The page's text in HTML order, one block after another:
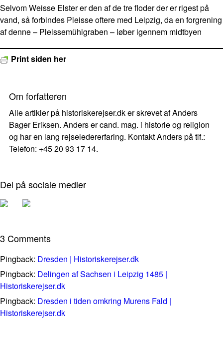
Selvom Weisse Elster er den af de tre floder der er rigest på
vand, så forbindes Pleisse oftere med Leipzig, da en forgrening
af denne – Pleissemühlgraben – løber igennem midtbyen
Print siden her
Om forfatteren
Alle artikler på historiskerejser.dk er skrevet af Anders
Bager Eriksen. Anders er cand. mag. i historie og religion
og har en lang rejseledererfaring. Kontakt Anders på tlf.:
Telefon: +45 20 93 17 14.
Del på sociale medier
3 Comments
Pingback: Dresden | Historiskerejser.dk
Pingback: Delingen af Sachsen i Leipzig 1485 |
Historiskerejser.dk
Pingback: Dresden i tiden omkring Murens Fald |
Historiskerejser.dk